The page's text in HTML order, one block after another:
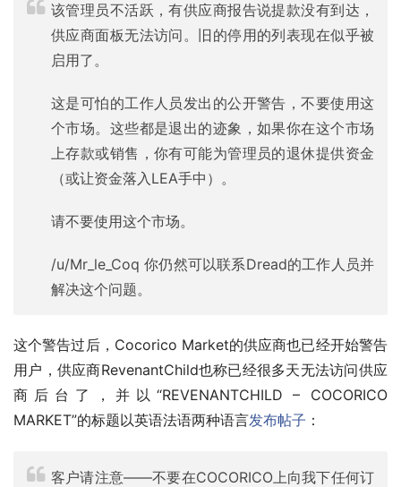
该管理员不活跃，有供应商报告说提款没有到达，
供应商面板无法访问。旧的停用的列表现在似乎被
启用了。
这是可怕的工作人员发出的公开警告，不要使用这
个市场。这些都是退出的迹象，如果你在这个市场
上存款或销售，你有可能为管理员的退休提供资金
（或让资金落入LEA手中）。
请不要使用这个市场。
/u/Mr_le_Coq 你仍然可以联系Dread的工作人员并
解决这个问题。
这个警告过后，Cocorico Market的供应商也已经开始警告
用户，供应商RevenantChild也称已经很多天无法访问供应
商后台了，并以“REVENANTCHILD – COCORICO
MARKET”的标题以英语法语两种语言发布帖子 ：
客户请注意——不要在COCORICO上向我下任何订